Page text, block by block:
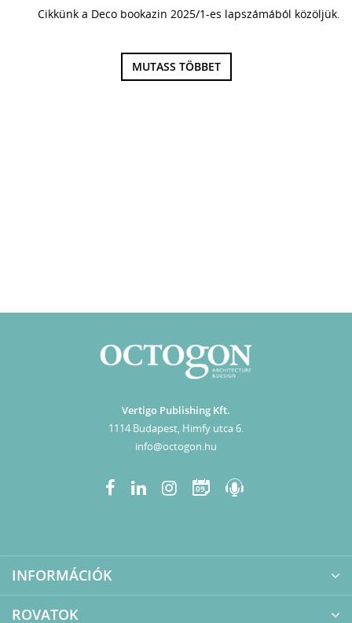
Cikkünk a Deco bookazin 2025/1-es lapszámából közöljük.
MUTASS TÖBBET
Vertigo Publishing Kft.
1114 Budapest, Himfy utca 6.
info@octogon.hu
09
INFORMÁCIÓK
ROVATOK